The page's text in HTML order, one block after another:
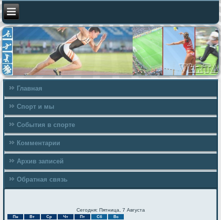
Главная
Спорт и мы
События в спорте
Комментарии
Архив записей
Обратная связь
Сегодня: Пятница, 7 Августа
Пн Вт Ср Чт Пт Сб Вс